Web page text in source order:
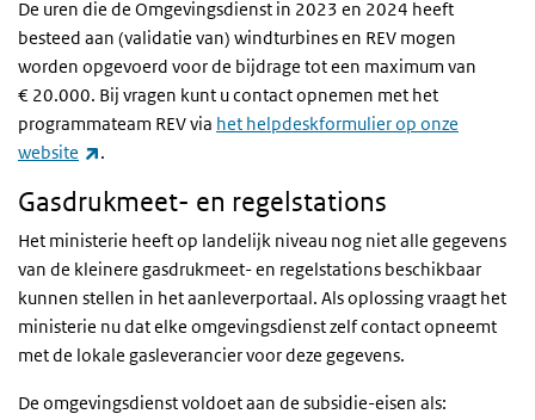
De uren die de Omgevingsdienst in 2023 en 2024 heeft
besteed aan (validatie van) windturbines en REV mogen
worden opgevoerd voor de bijdrage tot een maximum van
€ 20.000. Bij vragen kunt u contact opnemen met het
programmateam REV via het helpdeskformulier op onze
website
(externe link)
.
Gasdrukmeet- en regelstations
Het ministerie heeft op landelijk niveau nog niet alle gegevens
van de kleinere gasdrukmeet- en regelstations beschikbaar
kunnen stellen in het aanleverportaal. Als oplossing vraagt het
ministerie nu dat elke omgevingsdienst zelf contact opneemt
met de lokale gasleverancier voor deze gegevens.
De omgevingsdienst voldoet aan de subsidie-eisen als: